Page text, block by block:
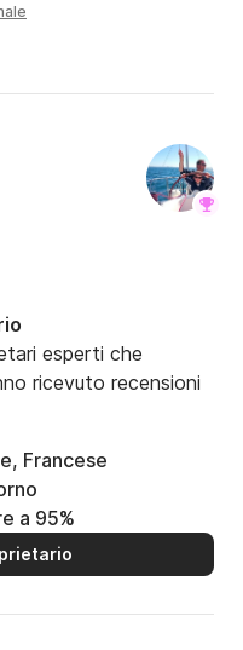
esperti che
ricevuto recensioni
Francese
a 95%